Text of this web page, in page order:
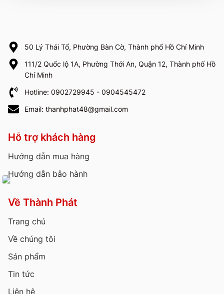
50 Lý Thái Tổ, Phường Bàn Cờ, Thành phố Hồ Chí Minh
111/2 Quốc lộ 1A, Phường Thới An, Quận 12, Thành phố Hồ
Chí Minh
Hotline: 0902729945 - 0904545472
Email: thanhphat48@gmail.com
Hỗ trợ khách hàng
Hướng dẫn mua hàng
Hướng dẫn bảo hành
Về Thành Phát
Trang chủ
Về chúng tôi
Sản phẩm
Tin tức
Liên hệ